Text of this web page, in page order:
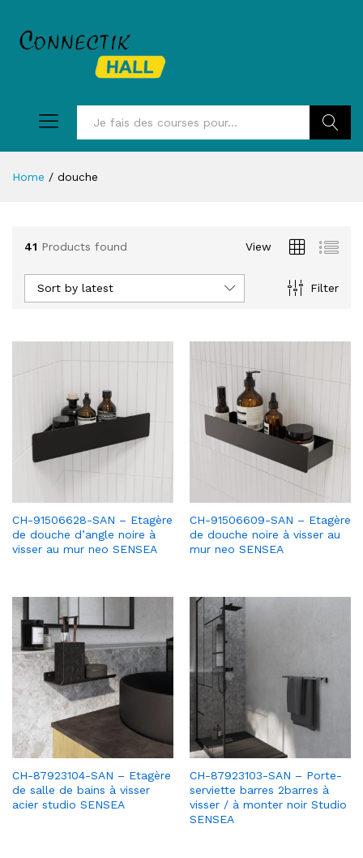
Home / douche
41 Products found View
Filter
Sort by latest
CH-91506628-SAN – Etagère
de douche d’angle noire à
visser au mur neo SENSEA
CH-91506609-SAN – Etagère
de douche noire à visser au
mur neo SENSEA
CH-87923104-SAN – Etagère
de salle de bains à visser
acier studio SENSEA
CH-87923103-SAN – Porte-
serviette barres 2barres à
visser / à monter noir Studio
SENSEA